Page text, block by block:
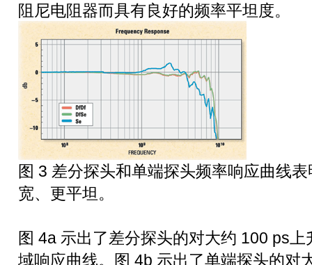
阻尼电阻器而具有良好的频率平坦度。
图 3 差分探头和单端探头频率响应曲线
宽、更平坦。
图 4a 示出了差分探头的对大约 100 ps
域响应曲线。图 4b 示出了单端探头的对